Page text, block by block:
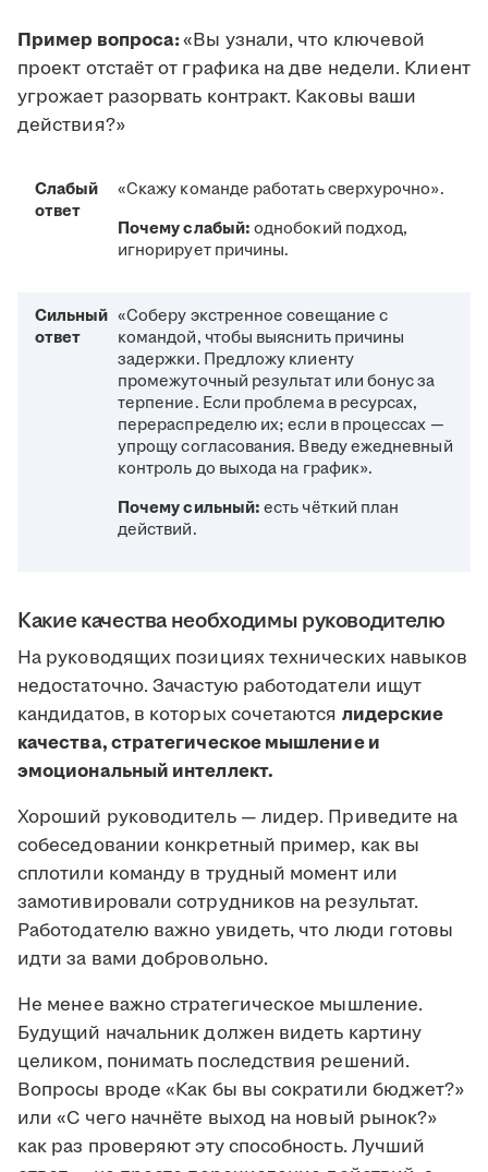
Пример вопроса:«Вы узнали, что ключевой
проект отстаёт от графика на две недели. Клиент
угрожает разорвать контракт. Каковы ваши
действия?»
Слабый
ответ
«Скажу команде работать сверхурочно».
Почему слабый:однобокий подход,
игнорирует причины.
Сильный
ответ
«Соберу экстренное совещание с
командой, чтобы выяснить причины
задержки. Предложу клиенту
промежуточный результат или бонус за
терпение. Если проблема в ресурсах,
перераспределю их; если в процессах —
упрощу согласования. Введу ежедневный
контроль до выхода на график».
Почему сильный:есть чёткий план
действий.
Какие качества необходимы руководителю
На руководящих позициях технических навыков
недостаточно. Зачастую работодатели ищут
кандидатов, в которых сочетаются лидерские
качества, стратегическое мышление и
эмоциональный интеллект.
Хороший руководитель — лидер. Приведите на
собеседовании конкретный пример, как вы
сплотили команду в трудный момент или
замотивировали сотрудников на результат.
Работодателю важно увидеть, что люди готовы
идти за вами добровольно.
Не менее важно стратегическое мышление.
Будущий начальник должен видеть картину
целиком, понимать последствия решений.
Вопросы вроде «Как бы вы сократили бюджет?»
или «С чего начнёте выход на новый рынок?»
как раз проверяют эту способность. Лучший